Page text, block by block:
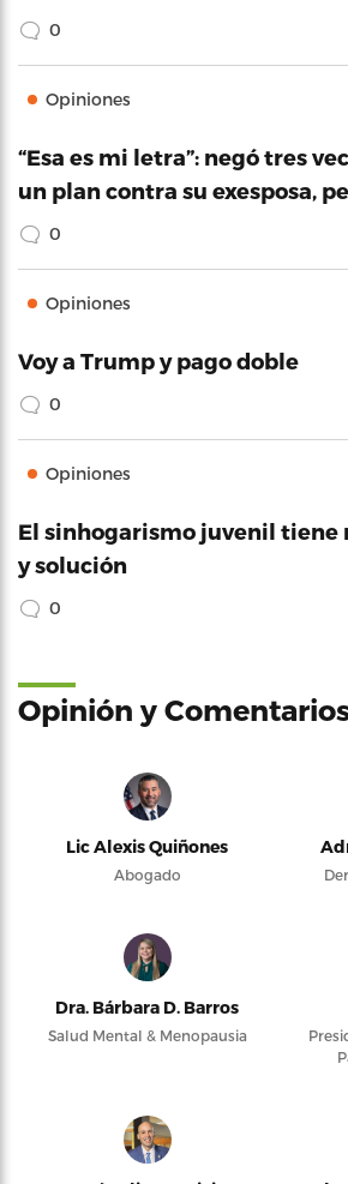
0
Opiniones
“Esa es mi letra”: negó tres
un plan contra su exesposa,
0
Opiniones
Voy a Trump y pago doble
0
Opiniones
El sinhogarismo juvenil tiene
y solución
0
Opinión y
Lic Alexis Quiñones
Abogado
Dra. Bárbara D. Barros
Salud Mental & Menopausia